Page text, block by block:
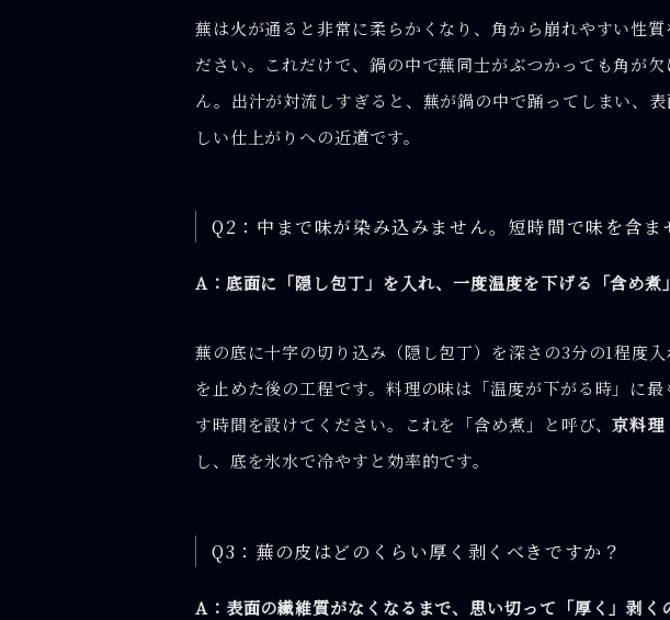
蕪は火が通ると非常に柔らかくなり、角から崩れやすい性
ださい。これだけで、鍋の中で蕪同士がぶつかっても角が
ん。出汁が対流しすぎると、蕪が鍋の中で踊ってしまい、
しい仕上がりへの近道です。
Q2：中まで味が染み込みません。短時間で味を含ま
A：底面に「隠し包丁」を入れ、一度温度を下げる「含め煮
蕪の底に十字の切り込み（隠し包丁）を深さの3分の1程度
を止めた後の工程です。料理の味は「温度が下がる時」に
す時間を設けてください。これを「含め煮」と呼び、京料
し、底を氷水で冷やすと効率的です。
Q3：蕪の皮はどのくらい厚く剥くべきですか？
A：表面の繊維質がなくなるまで、思い切って「厚く」剥く